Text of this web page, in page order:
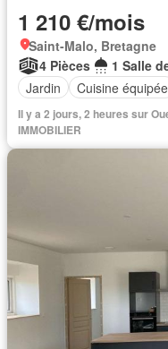
1 210 €/mois
Saint-Malo, Bretagne
4 Pièces
1 Salle
Jardin
Cuisine équipée
Il y a 2 jours, 2 heures sur
IMMOBILIER